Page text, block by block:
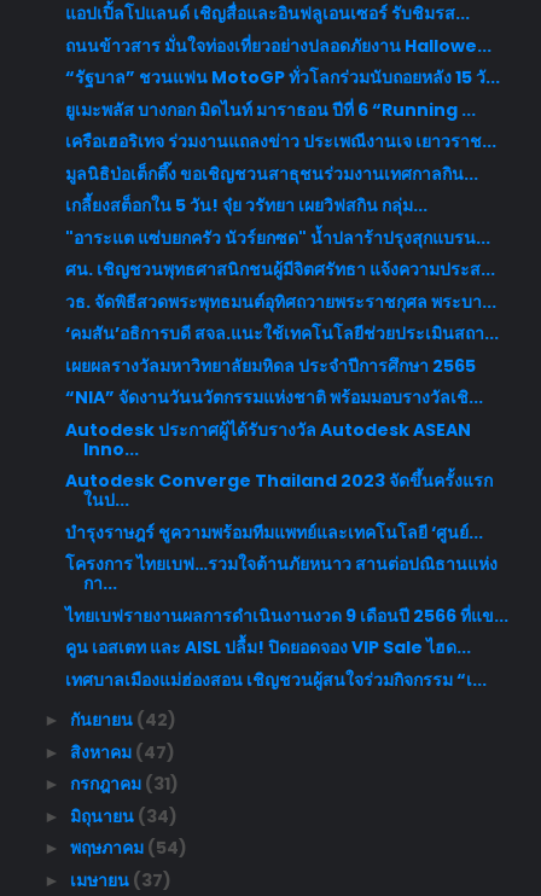
แอปเปิ้ลโปแลนด์ เชิญสื่อและอินฟลูเอนเซอร์ รับชิมรส...
ถนนข้าวสาร มั่นใจท่องเที่ยวอย่างปลอดภัยงาน Hallowe...
“รัฐบาล” ชวนแฟน MotoGP ทั่วโลกร่วมนับถอยหลัง 15 วั...
ยูเมะพลัส บางกอก มิดไนท์ มาราธอน ปีที่ 6 “Running ...
เครือเฮอริเทจ ร่วมงานแถลงข่าว ประเพณีงานเจ เยาวราช...
มูลนิธิป่อเต็กตึ๊ง ขอเชิญชวนสาธุชนร่วมงานเทศกาลกิน...
เกลี้ยงสต็อกใน 5 วัน! จุ๋ย วรัทยา เผยวิฟสกิน กลุ่ม...
"อาระแต แซ่บยกครัว นัวร์ยกซด" น้ำปลาร้าปรุงสุกแบรน...
ศน. เชิญชวนพุทธศาสนิกชนผู้มีจิตศรัทธา แจ้งความประส...
วธ. จัดพิธีสวดพระพุทธมนต์อุทิศถวายพระราชกุศล พระบา...
‘คมสัน’อธิการบดี สจล.แนะใช้เทคโนโลยีช่วยประเมินสถา...
เผยผลรางวัลมหาวิทยาลัยมหิดล ประจำปีการศึกษา 2565
“NIA” จัดงานวันนวัตกรรมแห่งชาติ พร้อมมอบรางวัลเชิ...
Autodesk ประกาศผู้ได้รับรางวัล Autodesk ASEAN
Inno...
Autodesk Converge Thailand 2023 จัดขึ้นครั้งแรก
ในป...
บำรุงราษฎร์ ชูความพร้อมทีมแพทย์และเทคโนโลยี ‘ศูนย์...
โครงการ ไทยเบฟ…รวมใจต้านภัยหนาว สานต่อปณิธานแห่ง
กา...
ไทยเบฟรายงานผลการดำเนินงานงวด 9 เดือนปี 2566 ที่แข...
คูน เอสเตท และ AISL ปลื้ม! ปิดยอดจอง VIP Sale ไฮด...
เทศบาลเมืองแม่ฮ่องสอน เชิญชวนผู้สนใจร่วมกิจกรรม “เ...
► กันยายน (42)
► สิงหาคม (47)
► กรกฎาคม (31)
► มิถุนายน (34)
► พฤษภาคม (54)
► เมษายน (37)